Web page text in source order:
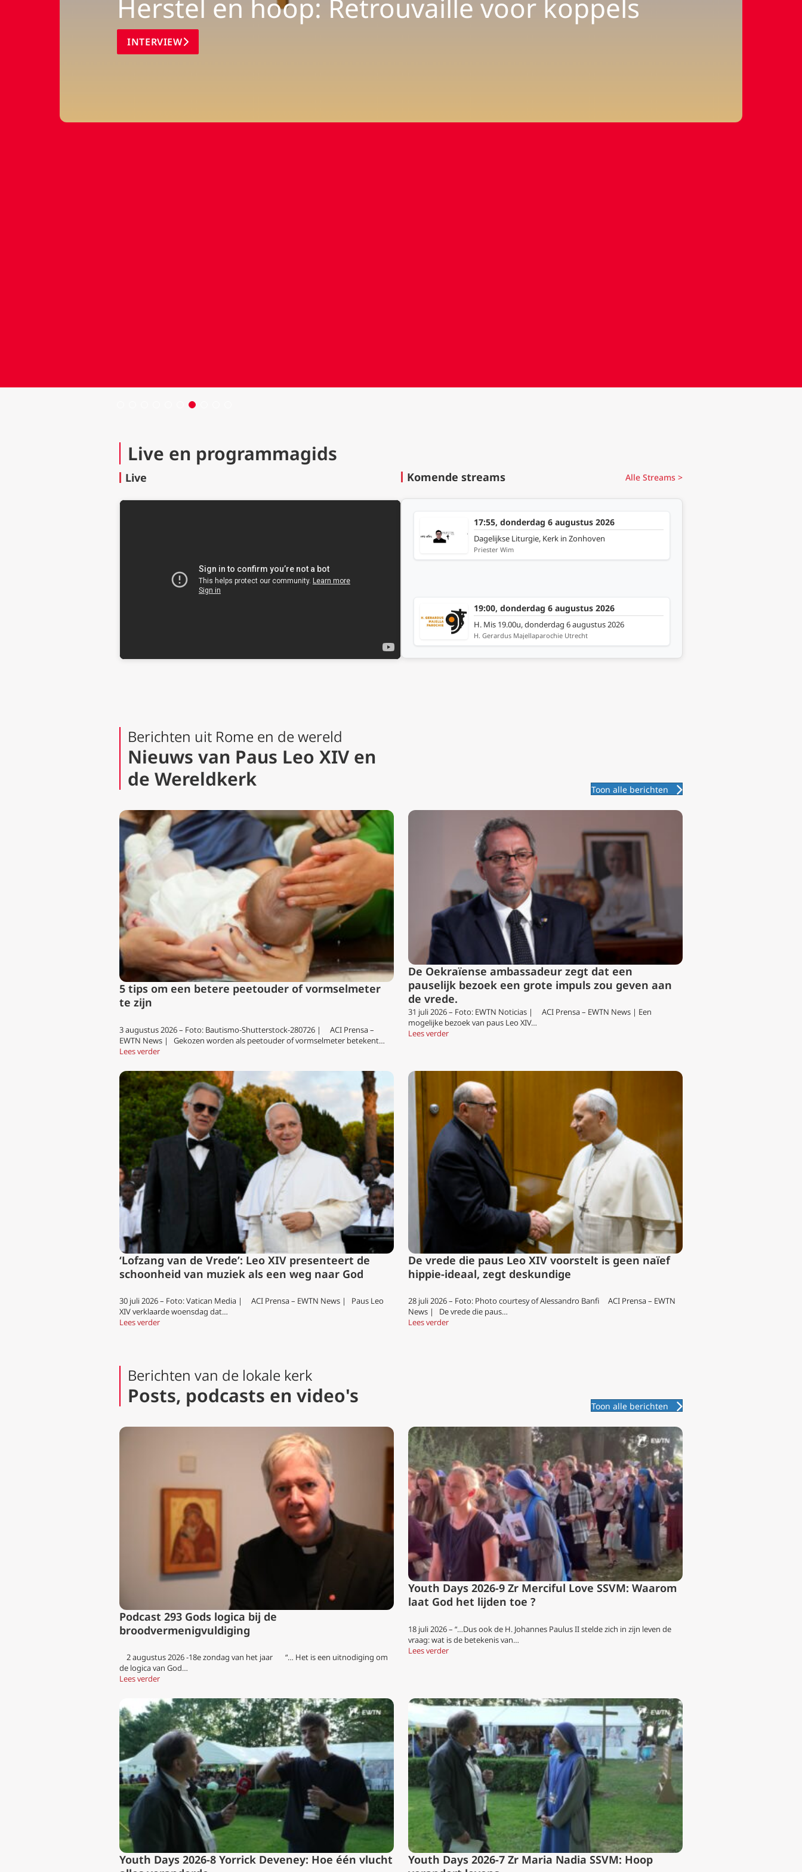
Herstel en hoop: Retrouvaille voor koppels
INTERVIEW
Live en programmagids
Live Komende streams Alle Streams >
17:55, donderdag 6 augustus 2026
Dagelijkse Liturgie, Kerk in Zonhoven
Priester Wim
19:00, donderdag 6 augustus 2026
H. Mis 19.00u, donderdag 6 augustus 2026
H. Gerardus Majellaparochie Utrecht
Berichten uit Rome en de wereld
Nieuws van Paus Leo XIV en
de Wereldkerk
5 tips om een betere peetouder of vormselmeter
te zijn
3 augustus 2026 – Foto: Bautismo-Shutterstock-280726 | ACI Prensa –
EWTN News | Gekozen worden als peetouder of vormselmeter betekent…
Lees verder
De Oekraïense ambassadeur zegt dat een
pauselijk bezoek een grote impuls zou geven aan
de vrede.
31 juli 2026 – Foto: EWTN Noticias | ACI Prensa – EWTN News | Een
mogelijke bezoek van paus Leo XIV…
Lees verder
‘Lofzang van de Vrede’: Leo XIV presenteert de
schoonheid van muziek als een weg naar God
30 juli 2026 – Foto: Vatican Media | ACI Prensa – EWTN News | Paus Leo
XIV verklaarde woensdag dat…
Lees verder
De vrede die paus Leo XIV voorstelt is geen naïef
hippie-ideaal, zegt deskundige
28 juli 2026 – Foto: Photo courtesy of Alessandro Banfi ACI Prensa – EWTN
News | De vrede die paus…
Lees verder
Toon alle berichten
Berichten van de lokale kerk
Posts, podcasts en video's
Podcast 293 Gods logica bij de
broodvermenigvuldiging
2 augustus 2026 -18e zondag van het jaar “… Het is een uitnodiging om
de logica van God…
Lees verder
Youth Days 2026-9 Zr Merciful Love SSVM: Waarom
laat God het lijden toe ?
18 juli 2026 – “…Dus ook de H. Johannes Paulus II stelde zich in zijn leven de
vraag: wat is de betekenis van…
Lees verder
Youth Days 2026-8 Yorrick Deveney: Hoe één vlucht
Youth Days 2026-7 Zr Maria Nadia SSVM: Hoop
Toon alle berichten